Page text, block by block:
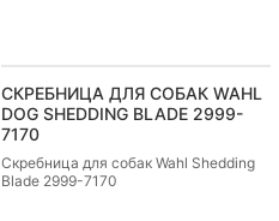
СКРЕБНИЦА ДЛЯ СОБАК WAHL
DOG SHEDDING BLADE 2999-
7170
Скребница для собак Wahl Shedding
Blade 2999-7170